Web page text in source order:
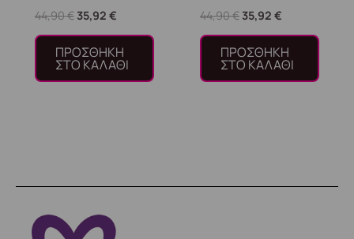
44,90€ 35,92 €
ΠΡΟΣΘΉΚΗ
ΣΤΟ ΚΑΛΆΘΙ
44,90€ 35,92€
ΠΡΟΣΘΉΚΗ
ΣΤΟ ΚΑΛΆΘΙ